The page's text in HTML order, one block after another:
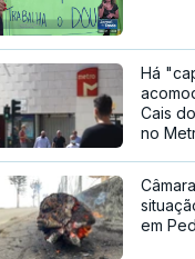
Há
Cais
no
em